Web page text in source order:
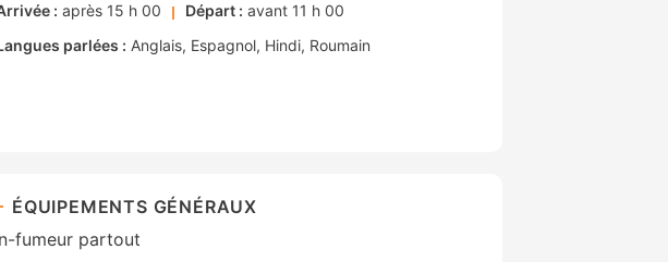
: après 15 h 00 Départ : avant 11 h 00
parlées : Anglais Espagnol Hindi Roumain
ÉQUIPEMENTS GÉNÉRAUX
fumeur partout